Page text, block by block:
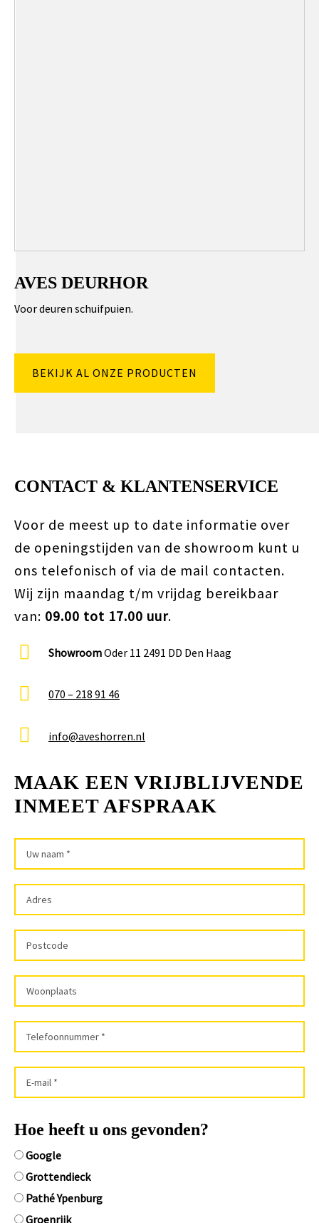
AVES DEURHOR
Voor deuren schuifpuien.
BEKIJK AL ONZE PRODUCTEN
CONTACT & KLANTENSERVICE
Voor de meest up to date informatie over
de openingstijden van de showroom kunt u
ons telefonisch of via de mail contacten.
Wij zijn maandag t/m vrijdag bereikbaar
van: 09.00 tot 17.00 uur.
ShowroomOder 11 2491 DD Den Haag
070 – 218 91 46
info@aveshorren.nl
MAAK EEN VRIJBLIJVENDE
INMEET AFSPRAAK
Hoe heeft u ons gevonden?
Google
Grottendieck
Pathé Ypenburg
Groenrijk